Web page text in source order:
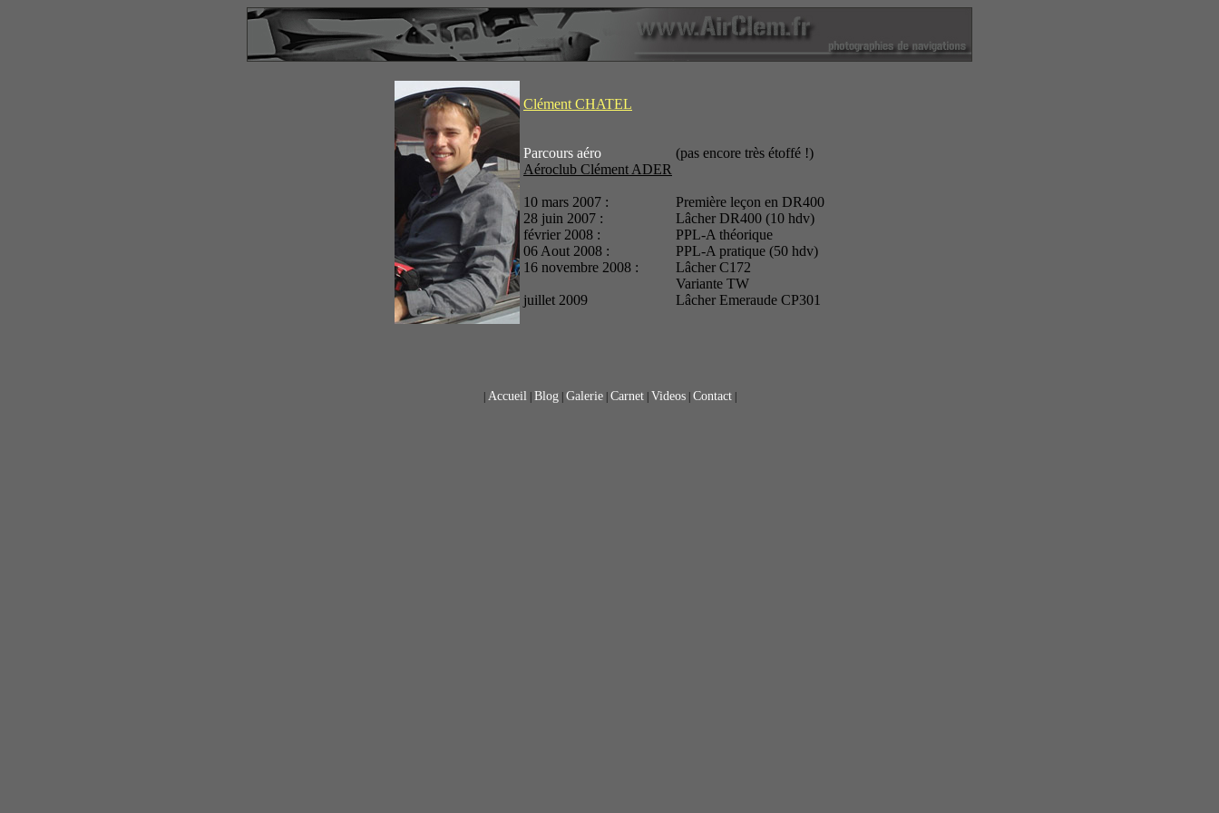
Clément CHATEL
Parcours aéro
Aéroclub Clément ADER
10 mars 2007 :
28 juin 2007 :
février 2008 :
06 Aout 2008 :
16 novembre 2008 :
juillet 2009
(pas encore très étoffé !)
Première leçon en DR400
Lâcher DR400 (10 hdv)
PPL-A théorique
PPL-A pratique (50 hdv)
Lâcher C172
Variante TW
Lâcher Emeraude CP301
Accueil| Blog| Galerie| Carnet| Videos| Contact|